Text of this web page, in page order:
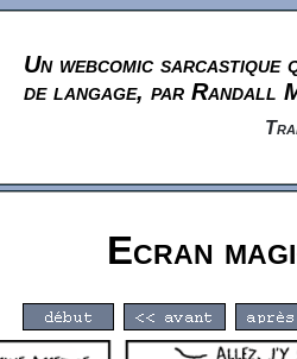
Un webcomic sarcastique
de langage, par Randall
Ecran